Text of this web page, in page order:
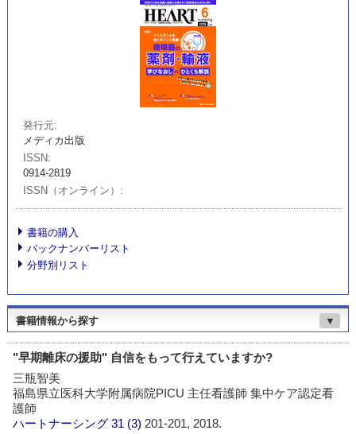
発行元
メディカ出版
ISSN
0914-2819
ISSN（オンライン）
書籍の購入
バックナンバーリスト
分野別リスト
書籍情報から探す ▼
"早期離床の援助" 自信をもって行えていますか?
三瓶智美
福島県立医科大学附属病院PICU 主任看護師 集中ケア認定看
護師
ハートナーシング 31 (3)201-201, 2018.